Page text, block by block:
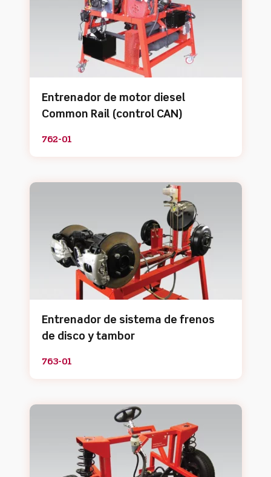
Entrenador de motor diesel
Common Rail (control CAN)
762-01
Entrenador de sistema de frenos
de disco y tambor
763-01